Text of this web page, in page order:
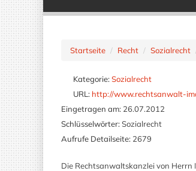
Startseite Recht Sozialrecht
Kategorie: Sozialrecht
URL: http://www.rechtsanwalt-
Eingetragen am: 26.07.2012
Schlüsselwörter: Sozialrecht
Aufrufe Detailseite: 2679
Die Rechtsanwaltskanzlei von